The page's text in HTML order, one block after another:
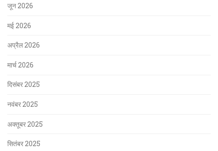
जून 2026
मई 2026
अप्रैल 2026
मार्च 2026
दिसंबर 2025
नवंबर 2025
अक्तूबर 2025
सितंबर 2025